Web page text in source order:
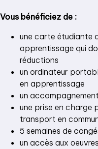
Vous bénéficiez de :
une carte étudiante
apprentissage qui
réductions
un ordinateur
en apprentissage
un
une prise en charge
transport en
5 semaines de
un accès aux